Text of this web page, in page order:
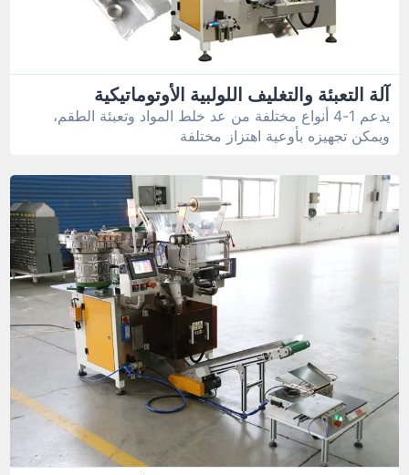
آلة التعبئة والتغليف اللولبية الأوتوماتيكية
يدعم 1-4 أنواع مختلفة من عد خلط المواد وتعبئة الطقم،
ويمكن تجهيزه بأوعية اهتزاز مختلفة